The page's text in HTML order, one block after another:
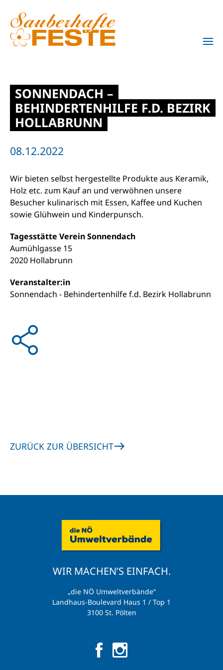
Zum Hauptinhalt springen
SONNENDACH –
BEHINDERTENHILFE F.D. BEZIRK
HOLLABRUNN
08.12.2022
Wir bieten selbst hergestellte Produkte aus Keramik,
Holz etc. zum Kauf an und verwöhnen unsere
Besucher kulinarisch mit Essen, Kaffee und Kuchen
sowie Glühwein und Kinderpunsch.
Tagesstätte Verein Sonnendach
Aumühlgasse 15
2020 Hollabrunn
Veranstalter:in
Sonnendach - Behindertenhilfe f.d. Bezirk Hollabrunn
ZURÜCK ZUR ÜBERSICHT
WIR MACHEN’S EINFACH.
„die NÖ Umweltverbände“
Landhaus-Boulevard Haus 1 / Top 1
3100 St. Pölten